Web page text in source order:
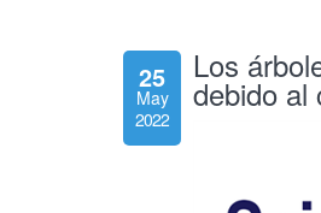
25
May
2022
Los
debido al